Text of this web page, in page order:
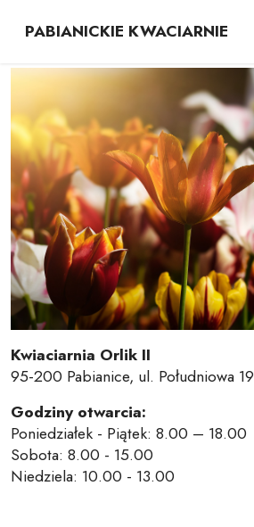
PABIANICKIE KWACIARNIE
Kwiaciarnia Orlik II
95-200 Pabianice, ul. Południowa 19
Godziny otwarcia:
Poniedziałek - Piątek: 8.00 – 18.00
Sobota: 8.00 - 15.00
Niedziela: 10.00 - 13.00